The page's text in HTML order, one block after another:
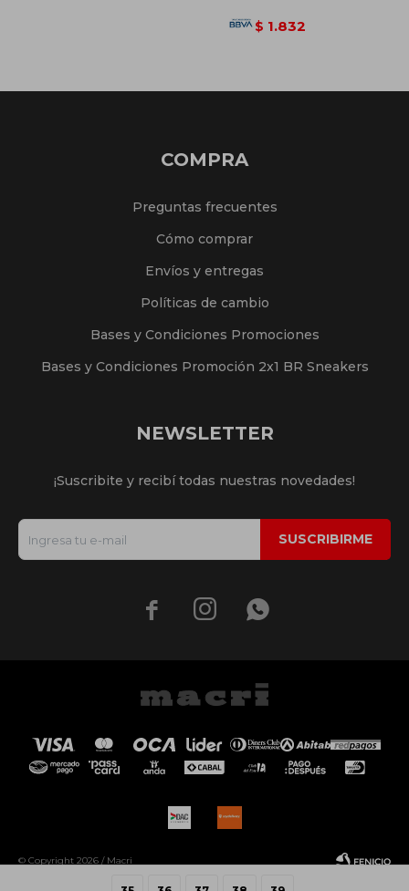
$ 1.832
COMPRA
Preguntas frecuentes
Cómo comprar
Envíos y entregas
Políticas de cambio
Bases y Condiciones Promociones
Bases y Condiciones Promoción 2x1 BR Sneakers
NEWSLETTER
¡Suscribite y recibí todas nuestras novedades!
SUSCRIBIRME
  
© Copyright 2026 / Macri